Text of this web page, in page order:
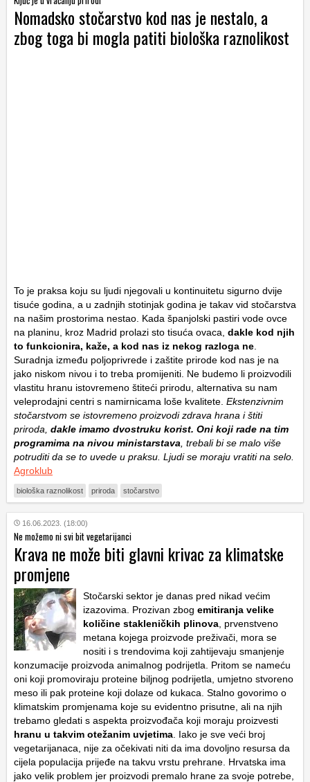
Nomadsko stočarstvo kod nas je nestalo, a
zbog toga bi mogla patiti biološka raznolikost
To je praksa koju su ljudi njegovali u kontinuitetu sigurno dvije
tisuće godina, a u zadnjih stotinjak godina je takav vid stočarstva
na našim prostorima nestao. Kada španjolski pastiri vode ovce
na planinu, kroz Madrid prolazi sto tisuća ovaca, dakle kod njih
to funkcionira, kaže, a kod nas iz nekog razloga ne
Suradnja između poljoprivrede i zaštite prirode kod nas je na
jako niskom nivou i to treba promijeniti. Ne budemo li proizvodili
vlastitu hranu istovremeno štiteći prirodu, alternativa su nam
veleprodajni centri s namirnicama loše kvalitete. Ekstenzivnim
stočarstvom se istovremeno proizvodi zdrava hrana i štiti
priroda, dakle imamo dvostruku korist. Oni koji rade na tim
programima na nivou ministarstava , trebali bi se malo više
potruditi da se to uvede u praksu. Ljudi se moraju vratiti na selo.
Agroklub
biološka raznolikost priroda stočarstvo
16.06.2023. (18:00)
Ne možemo ni svi bit vegetarijanci
Krava ne može biti glavni krivac za klimatske
promjene
Stočarski sektor je danas pred nikad većim
izazovima. Prozivan zbog emitiranja velike
količine stakleničkih plinova , prvenstveno
metana kojega proizvode preživači, mora se
nositi i s trendovima koji zahtijevaju smanjenje
konzumacije proizvoda animalnog podrijetla. Pritom se nameću
oni koji promoviraju proteine biljnog podrijetla, umjetno stvoreno
meso ili pak proteine koji dolaze od kukaca. Stalno govorimo o
klimatskim promjenama koje su evidentno prisutne, ali na njih
trebamo gledati s aspekta proizvođača koji moraju proizvesti
hranu u takvim otežanim uvjetima . Iako je sve veći broj
vegetarijanaca, nije za očekivati niti da ima dovoljno resursa da
cijela populacija prijeđe na takvu vrstu prehrane. Hrvatska ima
jako velik problem jer proizvodi premalo hrane za svoje potrebe,